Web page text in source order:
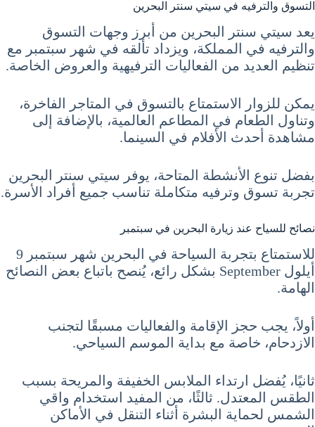
التسوق والترفيه في سيتي سنتر البحرين
يعد سيتي سنتر البحرين من أبرز وجهات التسوق
والترفيه في المملكة، ويزداد تألقه في شهر سبتمبر مع
تنظيم العديد من الفعاليات الترفيهية والعروض الخاصة.
يمكن للزوار الاستمتاع بالتسوق في المتاجر الفاخرة،
وتناول الطعام في المطاعم العالمية، بالإضافة إلى
مشاهدة أحدث الأفلام في السينما.
بفضل تنوع الأنشطة المتاحة، يوفر سيتي سنتر البحرين
تجربة تسوق وترفيه متكاملة تناسب جميع أفراد الأسرة.
نصائح للسياح عند زيارة البحرين في سبتمبر
للاستمتاع بتجربة السياحة في البحرين شهر سبتمبر 9
أيلول September بشكل رائع، يُنصح باتباع بعض النصائح
الهامة.
أولاً، يجب حجز الإقامة والفعاليات مسبقًا لتجنب
الازدحام، خاصة مع بداية الموسم السياحي.
ثانيًا، يُفضل ارتداء الملابس الخفيفة والمريحة بسبب
الطقس المعتدل. ثالثًا، من المفيد استخدام واقي
الشمس لحماية البشرة أثناء التنقل في الأماكن